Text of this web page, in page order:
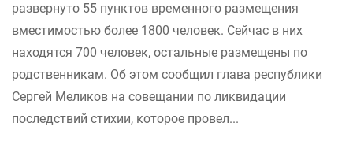
развернуто 55 пунктов временного размещения
вместимостью более 1800 человек. Сейчас в них
находятся 700 человек, остальные размещены по
родственникам. Об этом сообщил глава республики
Сергей Меликов на совещании по ликвидации
последствий стихии, которое провел...